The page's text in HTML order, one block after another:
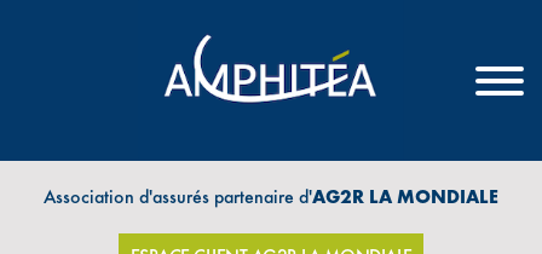
Association d'assurés partenaire d'AG2R LA MONDIALE